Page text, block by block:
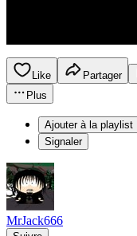
Like Partager
Plus
Ajouter à la playlist
Signaler
MrJack666